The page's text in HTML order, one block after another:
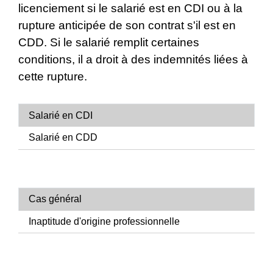
licenciement si le salarié est en CDI ou à la
rupture anticipée de son contrat s'il est en
CDD. Si le salarié remplit certaines
conditions, il a droit à des indemnités liées à
cette rupture.
Salarié en CDI
Salarié en CDD
Cas général
Inaptitude d'origine professionnelle